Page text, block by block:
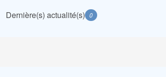
Dernière(s) actualité(s) 0